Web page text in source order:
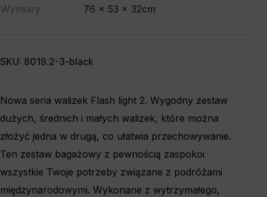
Wymiary
76 x 53 x 32cm
SKU: 8019.2-3-black
Nowa seria walizek Flash light 2. Wygodny zestaw
dużych, średnich i małych walizek, które można
złożyć jedna w drugą, co ułatwia przechowywanie.
Ten zestaw bagażowy z pewnością zaspokoi
wszystkie Twoje potrzeby związane z podróżami
międzynarodowymi. Wykonane z wytrzymałego,